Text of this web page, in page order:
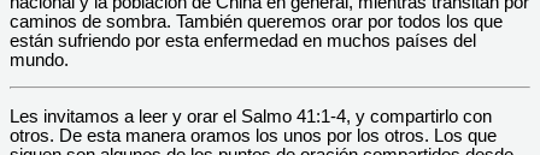
caminos de sombra. También queremos orar por todos los que
están sufriendo por esta enfermedad en muchos países del
mundo.
Les invitamos a leer y orar el Salmo 41:1-4, y compartirlo con
otros. De esta manera oramos los unos por los otros. Los que